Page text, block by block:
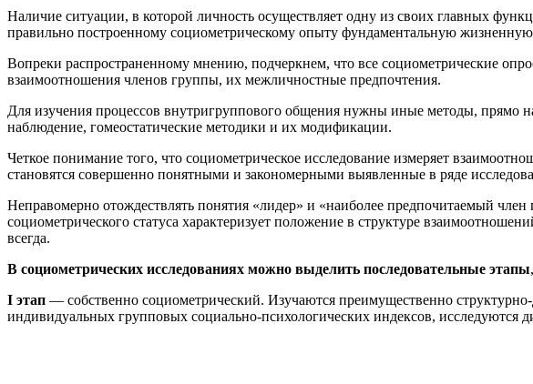
Наличие ситуации, в которой личность осуществляет одну из своих главных
правильно построенному социометрическому опыту фундаментальную жизненную
Вопреки распространенному мнению, подчеркнем, что все социометрические
взаимоотношения членов группы, их межличностные предпочтения.
Для изучения процессов внутригруппового общения нужны иные методы, прямо
наблюдение, гомеостатические методики и их модификации.
Четкое понимание того, что социометрическое исследование измеряет
становятся совершенно понятными и закономерными выявленные в ряде
Неправомерно отождествлять понятия «лидер» и «наиболее предпочитаемый
социометрического статуса характеризует положение в структуре
всегда.
В социометрических исследованиях можно выделить последовательные этапы
I этап — собственно социометрический. Изучаются преимущественно
индивидуальных групповых социально-психологических индексов, исследуются